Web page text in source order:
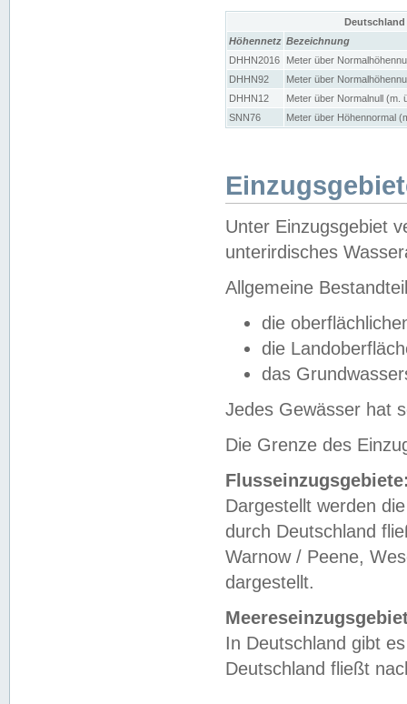
Höhennetz Bezeichnung
DHHN2016
Meter über
DHHN92
Meter über
DHHN12
Meter über Normalnull (m.
SNN76
Meter über Höhennormal
Unter Einzugsgebiet
unterirdisches
Allgemeine
die
die
das
Jedes Gewässer hat
Die Grenze des
Dargestellt werden
durch Deutschland
Warnow / Peene,
dargestellt.
In Deutschland gibt
Deutschland fließt